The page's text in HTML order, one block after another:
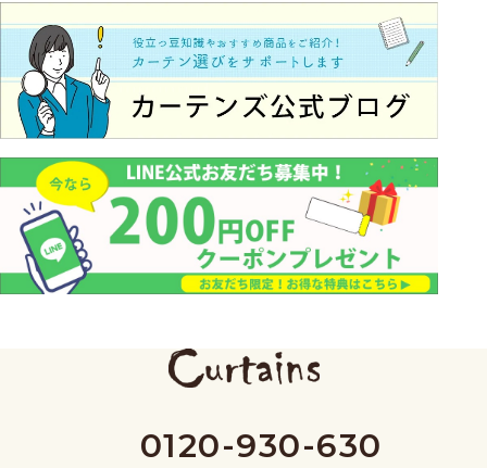
0120-930-630